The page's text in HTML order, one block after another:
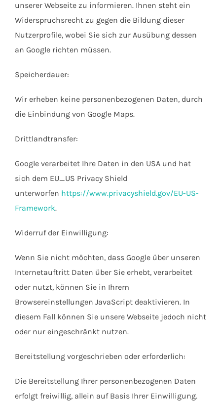
unserer Webseite zu informieren. Ihnen steht ein
Widerspruchsrecht zu gegen die Bildung dieser
Nutzerprofile, wobei Sie sich zur Ausübung dessen
an Google richten müssen.
Speicherdauer:
Wir erheben keine personenbezogenen Daten, durch
die Einbindung von Google Maps.
Drittlandtransfer:
Google verarbeitet Ihre Daten in den USA und hat
sich dem EU_US Privacy Shield
unterworfen https://www.privacyshield.gov/EU-US-
Framework.
Widerruf der Einwilligung:
Wenn Sie nicht möchten, dass Google über unseren
Internetauftritt Daten über Sie erhebt, verarbeitet
oder nutzt, können Sie in Ihrem
Browsereinstellungen JavaScript deaktivieren. In
diesem Fall können Sie unsere Webseite jedoch nicht
oder nur eingeschränkt nutzen.
Bereitstellung vorgeschrieben oder erforderlich:
Die Bereitstellung Ihrer personenbezogenen Daten
erfolgt freiwillig, allein auf Basis Ihrer Einwilligung.